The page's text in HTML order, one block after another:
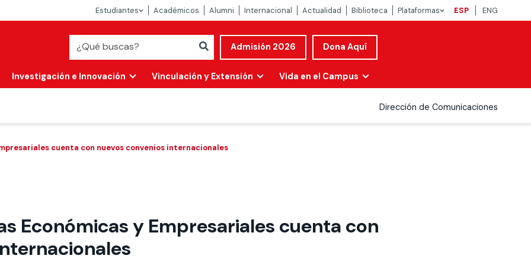
Estudiantes Académicos Alumni Internacional Actualidad Biblioteca Plataformas ESP ENG
Admisión 2026 Dona Aquí
Investigación e Innovación Vinculación y Extensión Vida en el Campus
Dirección de Comunicaciones
cuenta con nuevos convenios internacionales
Económicas y Empresariales cuenta con